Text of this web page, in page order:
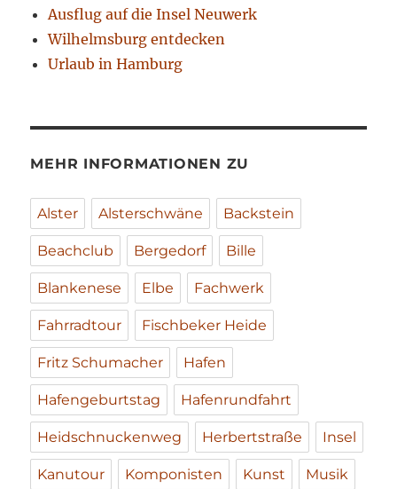
Ausflug auf die Insel Neuwerk
Wilhelmsburg entdecken
Urlaub in Hamburg
MEHR INFORMATIONEN ZU
Alster Alsterschwäne Backstein
Beachclub Bergedorf Bille
Blankenese Elbe Fachwerk
Fahrradtour Fischbeker Heide
Fritz Schumacher Hafen
Hafengeburtstag Hafenrundfahrt
Heidschnuckenweg Herbertstraße Insel
Kanutour Komponisten Kunst Musik